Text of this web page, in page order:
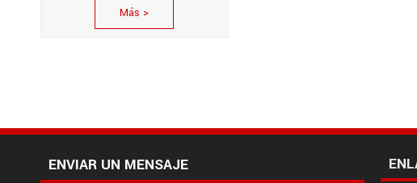
Más >
ENVIAR UN MENSAJE